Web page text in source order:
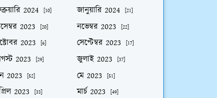
2024 [10] জানুয়ারি 2024 [21]
2023 [20] নভেম্বর 2023 [22]
2023 [6] সেপ্টেম্বর 2023 [17]
2023 [29] জুলাই 2023 [37]
2023 [52] মে 2023 [51]
2023 [33] মার্চ 2023 [49]